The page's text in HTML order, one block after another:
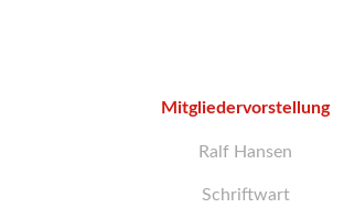
Mitgliedervorstellung
Ralf Hansen
Schriftwart